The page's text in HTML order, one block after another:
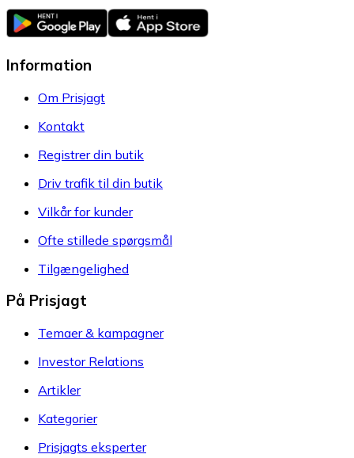
Information
Om Prisjagt
Kontakt
Registrer din butik
Driv trafik til din butik
Vilkår for kunder
Ofte stillede spørgsmål
Tilgængelighed
På Prisjagt
Temaer & kampagner
Investor Relations
Artikler
Kategorier
Prisjagts eksperter